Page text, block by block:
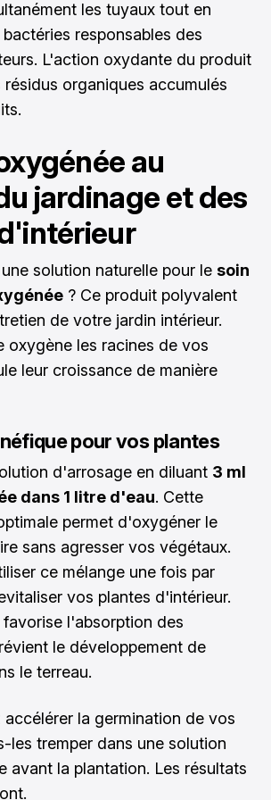
les tuyaux tout en
responsables des
L'action oxydante du produit
organiques accumulés
au
jardinage et des
solution naturelle pour le soin
? Ce produit polyvalent
de votre jardin intérieur.
oxygène les racines de vos
leur croissance de manière
pour vos plantes
d'arrosage en diluant 3 ml
dans 1 litre d'eau. Cette
permet d'oxygéner le
sans agresser vos végétaux.
ce mélange une fois par
vos plantes d'intérieur.
l'absorption des
le développement de
le terreau.
accélérer la germination de vos
les tremper dans une solution
avant la plantation. Les résultats